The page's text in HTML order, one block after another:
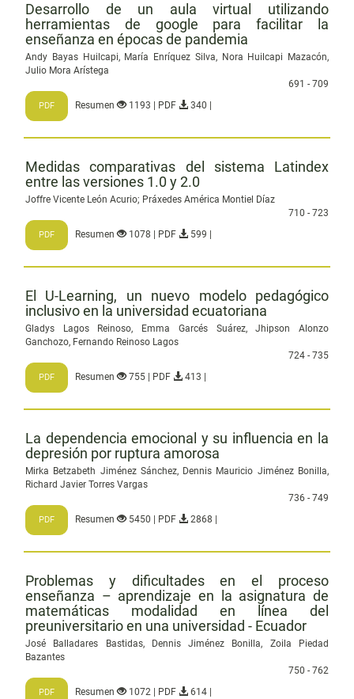
Desarrollo de un aula virtual utilizando
herramientas de google para facilitar la
enseñanza en épocas de pandemia
Andy Bayas Huilcapi, María Enríquez Silva, Nora Huilcapi Mazacón,
Julio Mora Arístega
691 - 709
PDF Resumen 1193 | PDF 340 |
Medidas comparativas del sistema Latindex
entre las versiones 1.0 y 2.0
Joffre Vicente León Acurio; Práxedes América Montiel Díaz
710 - 723
PDF Resumen 1078 | PDF 599 |
El U-Learning, un nuevo modelo pedagógico
inclusivo en la universidad ecuatoriana
Gladys Lagos Reinoso, Emma Garcés Suárez, Jhipson Alonzo
Ganchozo, Fernando Reinoso Lagos
724 - 735
PDF Resumen 755 | PDF 413 |
La dependencia emocional y su influencia en la
depresión por ruptura amorosa
Mirka Betzabeth Jiménez Sánchez, Dennis Mauricio Jiménez Bonilla,
Richard Javier Torres Vargas
736 - 749
PDF Resumen 5450 | PDF 2868 |
Problemas y dificultades en el proceso
enseñanza – aprendizaje en la asignatura de
matemáticas modalidad en línea del
preuniversitario en una universidad - Ecuador
José Balladares Bastidas, Dennis Jiménez Bonilla, Zoila Piedad
Bazantes
750 - 762
PDF Resumen 1072 | PDF 614 |